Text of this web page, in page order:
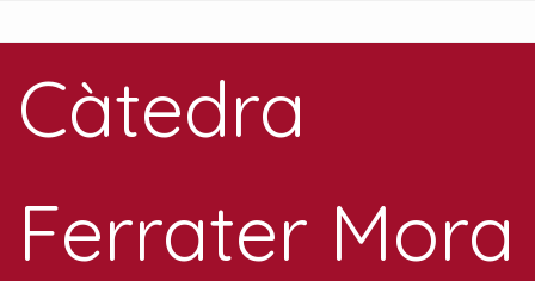
Càtedra
Ferrater Mora